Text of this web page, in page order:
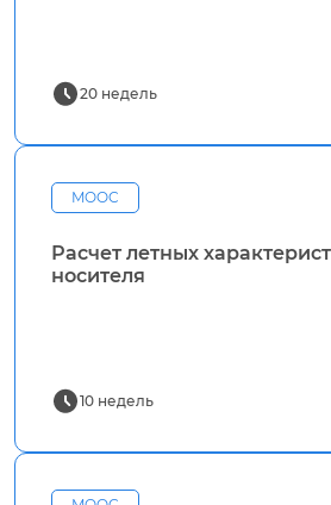
20 недель
MOOC
Расчет летных
носителя
10 недель